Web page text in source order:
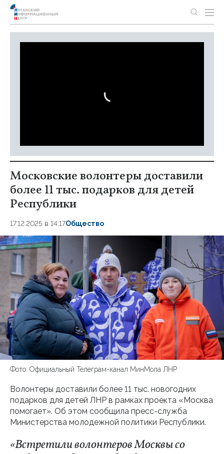
Московские волонтеры доставили
более 11 тыс. подарков для детей
Республики
17.12.2025 в 14:17Общество
Фото: Официальный Телеграм-канал МинМола ЛНР
Волонтеры доставили более 11 тыс. новогодних
подарков для детей ЛНР в рамках проекта «Москва
помогает». Об этом сообщила пресс-служба
Министерства молодежной политики Республики.
«Встретили волонтеров Москвы со